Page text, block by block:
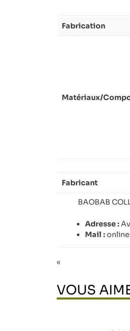
Fabrication
Matériaux/
Fabricant
BAOBAB
Adresse :
Mail :
«
VOUS